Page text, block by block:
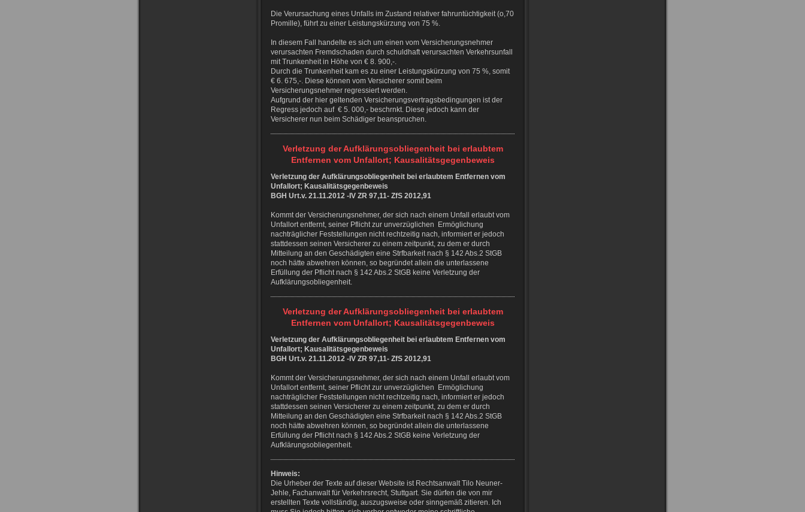
Die Verursachung eines Unfalls im Zustand relativer fahruntüchtigkeit (o,70
Promille), führt zu einer Leistungskürzung von 75 %.
In diesem Fall handelte es sich um einen vom Versicherungsnehmer
verursachten Fremdschaden durch schuldhaft verursachten Verkehrsunfall
mit Trunkenheit in Höhe von € 8. 900,-.
Durch die Trunkenheit kam es zu einer Leistungskürzung von 75 %, somit
€ 6. 675,-. Diese können vom Versicherer somit beim
Versicherungsnehmer regressiert werden.
Aufgrund der hier geltenden Versicherungsvertragsbedingungen ist der
Regress jedoch auf € 5. 000,- beschrnkt. Diese jedoch kann der
Versicherer nun beim Schädiger beanspruchen.
Verletzung der Aufklärungsobliegenheit bei erlaubtem
Entfernen vom Unfallort; Kausalitätsgegenbeweis
Verletzung der Aufklärungsobliegenheit bei erlaubtem Entfernen vom
Unfallort; Kausalitätsgegenbeweis
BGH Urt.v. 21.11.2012 -IV ZR 97,11- ZfS 2012,91
Kommt der Versicherungsnehmer, der sich nach einem Unfall erlaubt vom
Unfallort entfernt, seiner Pflicht zur unverzüglichen Ermöglichung
nachträglicher Feststellungen nicht rechtzeitig nach, informiert er jedoch
stattdessen seinen Versicherer zu einem zeitpunkt, zu dem er durch
Mitteilung an den Geschädigten eine Strfbarkeit nach § 142 Abs.2 StGB
noch hätte abwehren können, so begründet allein die unterlassene
Erfüllung der Pflicht nach § 142 Abs.2 StGB keine Verletzung der
Aufklärungsobliegenheit.
Verletzung der Aufklärungsobliegenheit bei erlaubtem
Entfernen vom Unfallort; Kausalitätsgegenbeweis
Verletzung der Aufklärungsobliegenheit bei erlaubtem Entfernen vom
Unfallort; Kausalitätsgegenbeweis
BGH Urt.v. 21.11.2012 -IV ZR 97,11- ZfS 2012,91
Kommt der Versicherungsnehmer, der sich nach einem Unfall erlaubt vom
Unfallort entfernt, seiner Pflicht zur unverzüglichen Ermöglichung
nachträglicher Feststellungen nicht rechtzeitig nach, informiert er jedoch
stattdessen seinen Versicherer zu einem zeitpunkt, zu dem er durch
Mitteilung an den Geschädigten eine Strfbarkeit nach § 142 Abs.2 StGB
noch hätte abwehren können, so begründet allein die unterlassene
Erfüllung der Pflicht nach § 142 Abs.2 StGB keine Verletzung der
Aufklärungsobliegenheit.
Hinweis:
Die Urheber der Texte auf dieser Website ist Rechtsanwalt Tilo Neuner-
Jehle, Fachanwalt für Verkehrsrecht, Stuttgart. Sie dürfen die von mir
erstellten Texte vollständig, auszugsweise oder sinngemäß zitieren. Ich